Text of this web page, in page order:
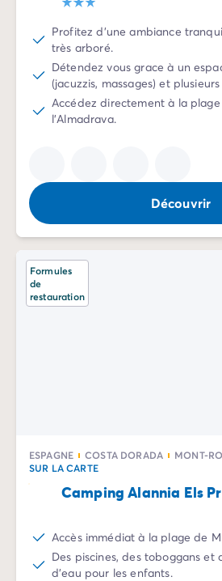
Profitez d'une ambiance
très arboré.
Détendez vous grace à un
(jacuzzis, massages) et
Accédez directement à la plage
l'Almadrava.
Découvrir
Formules
de
restauration
ESPAGNE COSTA DORADA MONT-
SUR LA CARTE
Camping Alannia Els
Accès immédiat à la plage de
Des piscines, des toboggans et
d'eau pour les enfants.